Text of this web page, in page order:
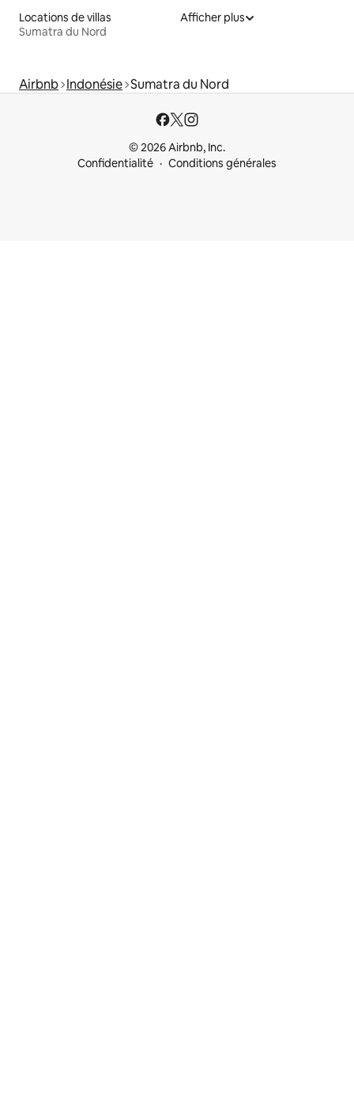
Locations de villas
Sumatra du Nord
Afficher plus
Airbnb Indonésie Sumatra du Nord
© 2026 Airbnb, Inc.
Confidentialité
Conditions générales